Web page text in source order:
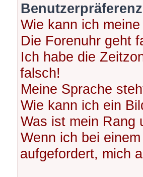
Wie kann ich
Die Forenuhr geht
Ich habe die
falsch!
Meine Sprache
Wie kann ich ein
Was ist mein Rang
Wenn ich bei
aufgefordert, mich